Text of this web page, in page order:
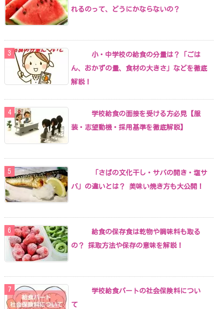
れるのって、どうにかならないの？
小・中学校の給食の分量は？「ごは
ん、おかずの量、食材の大きさ」などを徹底
解説！
学校給食の面接を受ける方必見【服
装・志望動機・採用基準を徹底解説】
「さばの文化干し・サバの開き・塩サ
バ」の違いとは？ 美味い焼き方も大公開！
給食の保存食は乾物や調味料も取る
の？ 採取方法や保存の意味を解説！
学校給食パートの社会保険料につい
て